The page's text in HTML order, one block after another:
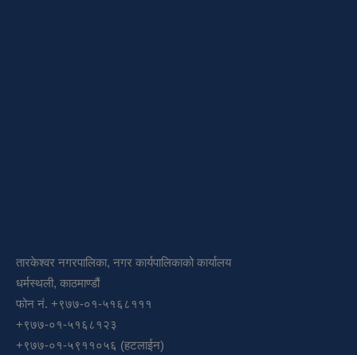
तारकेश्वर नगरपालिका, नगर कार्यपालिकाको कार्यालय
धर्मस्थली, काठमाण्डौं
फोन नं. +९७७-०१-५१६८१११
+९७७-०१-५१६८१२३
+९७७-०१-५९११०५६ (हटलाईन)